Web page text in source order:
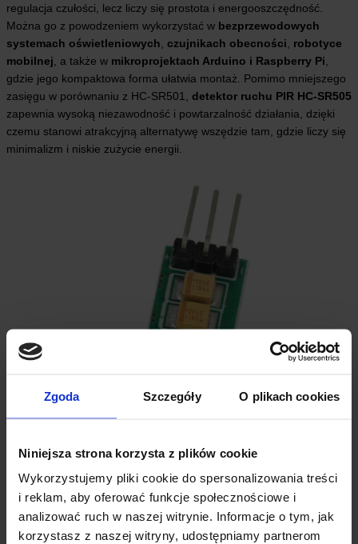
Zgoda Szczegóły O plikach cookies
Niniejsza strona korzysta z plików cookie
Wykorzystujemy pliki cookie do spersonalizowania treści
i reklam, aby oferować funkcje społecznościowe i
analizować ruch w naszej witrynie. Informacje o tym, jak
korzystasz z naszej witryny, udostępniamy partnerom
regulacja czułości, lecz liczy się prostota i energooszczędność.
Można go z powodzeniem wykorzystać w bezprzewodowych
systemach oświetleniowych czujnikach obecności
robotyce
mobilnej , a także w mikroprojektach Arduino i Raspberry Pi
gdzie jego kompaktowa forma ułatwia montaż. Pomimo mniejszego
zasięgu w porównaniu z HC-SR501, detektor ruchu PIR HC-SR505
zapewnia wysoką niezawodność i powtarzalność działania, dzięki
czemu stanowi atrakcyjną alternatywę wszędzie tam, gdzie liczy się
minimalizm i niskie zużycie energii.